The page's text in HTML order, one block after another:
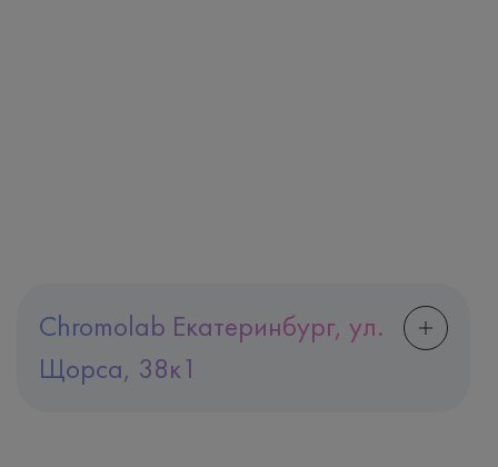
Chromolab Екатеринбург, ул.
Щорса, 38к1